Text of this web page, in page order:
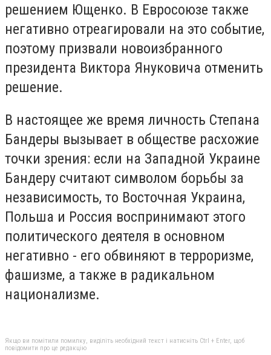
решением Ющенко. В Евросоюзе также
негативно отреагировали на это событие,
поэтому призвали новоизбранного
президента Виктора Януковича отменить
решение.
В настоящее же время личность Степана
Бандеры вызывает в обществе расхожие
точки зрения: если на Западной Украине
Бандеру считают символом борьбы за
независимость, то Восточная Украина,
Польша и Россия воспринимают этого
политического деятеля в основном
негативно - его обвиняют в терроризме,
фашизме, а также в радикальном
национализме.
Якщо ви помітили помилку, виділіть необхідний текст і натисніть Ctrl + Enter, щоб
повідомити про це редакцію